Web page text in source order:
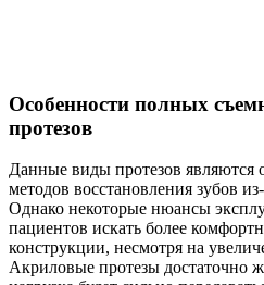
Особенности полных
протезов
Данные виды протезов
методов восстановления зубов
Однако некоторые нюансы
пациентов искать более
конструкции, несмотря на
Акриловые протезы достаточно